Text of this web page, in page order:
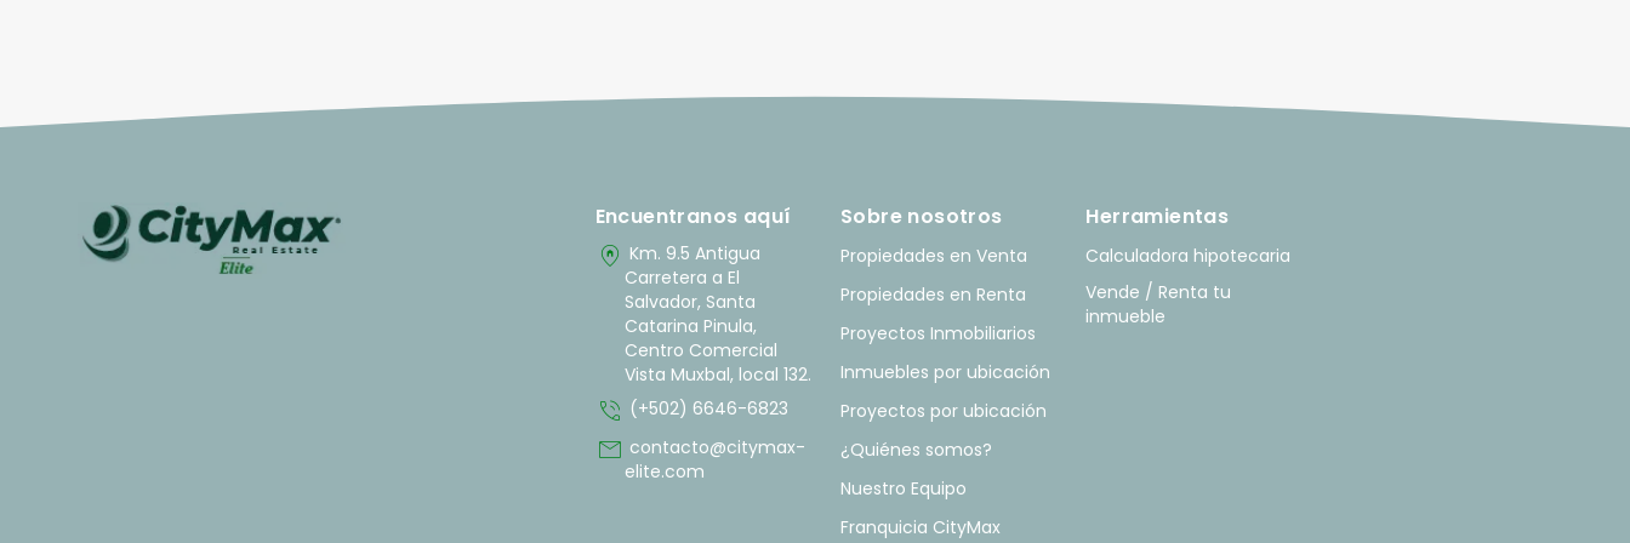
Encuentranos aquí
home_pin Km. 9.5 Antigua
Carretera a El
Salvador, Santa
Catarina Pinula,
Centro Comercial
Vista Muxbal, local 132.
phone_in_talk (+502) 6646-6823
mail contacto@citymax-
elite.com
Sobre nosotros
Propiedades en Venta
Propiedades en Renta
Proyectos Inmobiliarios
Inmuebles por ubicación
Proyectos por ubicación
¿Quiénes somos?
Nuestro Equipo
Franquicia CityMax
Herramientas
Calculadora hipotecaria
Vende / Renta tu
inmueble